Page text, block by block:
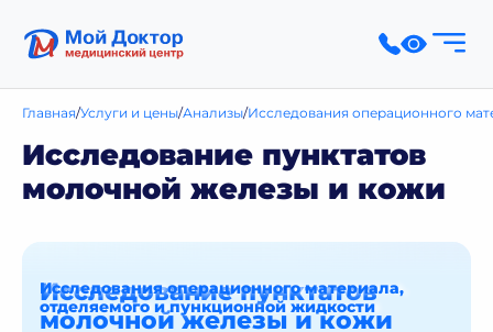
Главная Услуги и цены Анализы Исследования операционного
Исследование пунктатов
молочной железы и кожи
Исследование пунктатов
молочной железы и кожи
Исследования операционного материала,
отделяемого и пункционной жидкости